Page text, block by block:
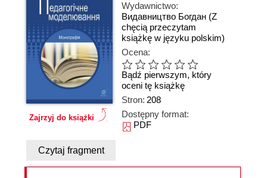
Zajrzyj do książki
Wydawnictwo:
Видавництво Богдан (Z
chęcią przeczytam
książkę w języku polskim)
Ocena:
Bądź pierwszym, który
oceni tę książkę
Stron: 208
Dostępny format:
PDF
Czytaj fragment